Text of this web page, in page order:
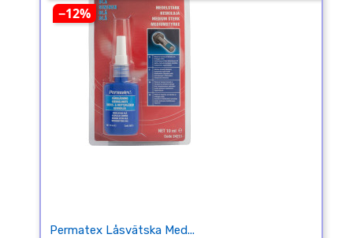
−12%
Permatex Låsvätska Med...